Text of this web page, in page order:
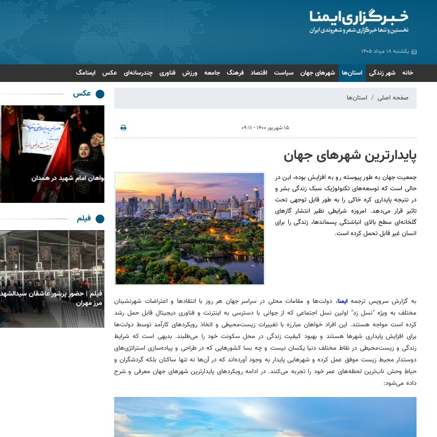
یکشنبه ۱۸ مرداد ۱۴۰۵
خانه شهر زندگی استان‌ها شهرهای جهان سیاست اقتصاد فرهنگ جامعه ورزش فناوری چندرسانه‌ای عکس ایمنامگ
صفحه اصلی استان‌ها
۱۵ شهریور ۱۴۰۰ - ۰۹:۱۱
پایدارترین شهرهای جهان
جمعیت جهان به طور پیوسته رو به افزایش بوده، این در
حالی است که توسعه‌های تکنولوژیک سبک زندگی بشر و
در نتیجه پایداری کره خاکی را به طور قابل توجهی تحت
تاثیر قرار می‌دهد. امروزه شرایطی نظیر انتشار گازهای
گلخانه‌ای سطح بالای انباشتگی پسماندها، زندگی را برای
انسان غیر قابل تحمل کرده است.
به گزارش سرویس ترجمهایمنا، دولت‌ها و مقامات محلی در سراسر جهان هر روز با انتقادها و اعتراضات شهرنشینان
مختلف به ویژه "نسل زد" اولین نسل اجتماعی که از جوانی با دسترسی به اینترنت و فناوری دیجیتال قابل حمل رشد
کرده است مواجه هستند. این افراد خواهان مبارزه با تغییرات زیست‌محیطی و اتخاذ رویکردهای کارآمد توسط دولت‌ها
برای افزایش پایداری شهرها هستند و بهبود کیفیت زندگی در محل سکونت خود را می‌طلبند. بدیهی است که شرایط
زندگی و زیست‌محیطی در نقاط مختلف دنیا یکسان نیست و چه بسا کشورهایی که در طراحی و پیاده‌سازی استراتژی‌های
دوستدار محیط زیست موفق عمل کرده و شهرهایی پایدار به وجود آورده‌اند که در آن‌ها نه تنها ساکنان بلکه گردشگران و
حیاط وحش ناب‌ترین لحظه‌های عمر خود را تجربه می‌کنند. در ادامه رویکردهای پایدارترین شهرهای جهان معرفی و شرح
داده می‌شود:
عکس
پیاده روی اربعین حسینی در الرمیثه عراق اجتماع خونخواهان امام شهید در همدان بدرقه حماسی رهبر شهید انقلاب
فیلم
زائران اربعین
مرز مهران
فیلم| موج عاشقی در مرز چذابه؛
مسیر کربلا